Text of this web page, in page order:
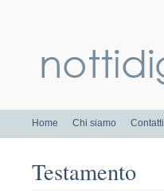
Home Chi siamo Contatti
Testamento